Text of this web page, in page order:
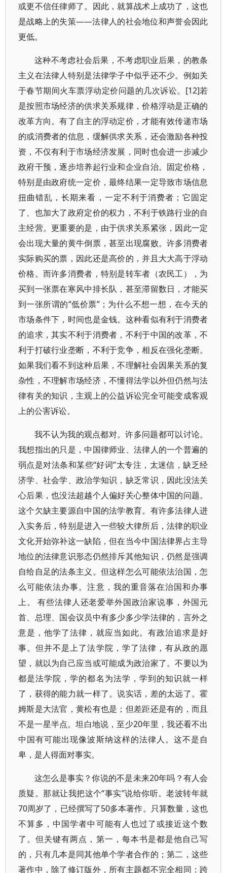
或更不信任律师了。因此，就算战术上成功了，这也
是战略上的失策——法律人的社会地位和声誉会因此
更低。
这种不考虑社会后果，不考虑职业后果，的教条
主义在法律人特别是法律学子中似乎还不少。例如关
于春节期间火车票浮动定价问题的几次诉讼。[12]若
是按照市场经济的供求关系规律，价格浮动是正确的
改革方向。有了自主的浮动定价，才能有效传递市场
的或消费者的信息，缓解供求关系，还会激励各种投
资，不仅有利于市场经济发展，同时也会进一步减少
政府干预，逐步培养起行业和企业自治。固定价格，
特别是由政府统一定价，最终结果一定导致市场信息
扭曲错乱，长期来看，一定不利于消费者；它固定
了、也加大了政府定价的权力，不利于铁路行业的自
主经营。更重要的是，由于供求关系紧张，因此一定
会出现大量的黄牛倒票，甚至出现腐败。许多消费者
实际购买的票，因此还是高价的，并且大大高于浮动
价格。而许多消费者，特别是转车者（农民工），为
买到一张票在寒风中排长队，甚至滞留数日，才能买
到一张所谓的“低价票”；为什么不想一想，在今天的
市场条件下，时间也是金钱。这种看似有利于消费者
的追求，其实不利于消费者，不利于中国的改革，不
利于打破行业垄断，不利于竞争，相反在强化垄断。
如果我们看不到这种后果，不理解社会因果关系的复
杂性，不理解市场经济，不懂得法学以外但仍然与法
律有关的知识，主观上的公益诉讼完全可能变成客观
上的公害诉讼。
我不认为我的观点都对。许多问题都可以讨论。
我想指出的只是，中国律师业、法律人的一个普遍的
弱点是对法条和某些“好词”太专注，太迷信，缺乏经
济学、社会学、政治学知识，缺乏常识，因此没法关
心后果，也没法超越个人偏好关心整体中国的问题。
这个欠缺主要源自中国的法学教育。有许多法律人进
入实务后，特别是进入一些较大律所后，法律的职业
文化开始弥补这一缺陷，但在当今中国法律界占主导
地位的法律意识形态仍然排斥其他知识，仍然是强调
自给自足的法条主义。但这样怎么可能依法治国，怎
么可能依法办事。注意，我的重音落在治国和办事
上。 有些法律人还老爱举外国政治家说事，外国元
首、总理、国会议员中有多少多少学法律的，言外之
意是，他学了法律，就应当如此。有政治追求是好
事。但并不是上了法学院，学了法律，有从政的愿
望，就以为自己应当或可能成为政治家了。不要以为
都是法学院，学的都名为法学，学到的知识就一样
了，获得的能力就一样了。说实话，差的太远了。霍
姆斯是大法官，黄松有也是；但差距还是有的，而且
不是一星半点。坦白地说，至少20年里，我还看不出
中国有可能出现像波斯纳这样的法律人。这不是自
卑，是人得面对事实。
这怎么是事实？你说的不是未来20年吗？有人会
质疑。那就让我把这个“事实”说给你听。老波转年就
70周岁了，已经撰写了50多本著作。只算数量，这也
不算多，中国学者中可能有人也过了或接近这个数
了。但关键有两点，第一，每本书是都是他自己写
的，只有几本是同其他单个学者合作的；第二，这些
著作中，除了修订版外，所有主题都不完全相同：跨